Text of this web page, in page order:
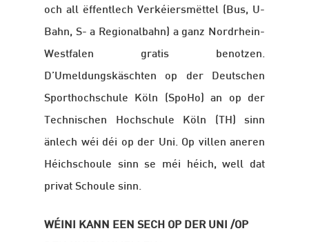
och all ëffentlech Verkéiersmëttel (Bus, U-
Bahn, S- a Regionalbahn) a ganz Nordrhein-
Westfalen gratis benotzen.
D’Umeldungskäschten op der Deutschen
Sporthochschule Köln (SpoHo) an op der
Technischen Hochschule Köln (TH) sinn
änlech wéi déi op der Uni. Op villen aneren
Héichschoule sinn se méi héich, well dat
privat Schoule sinn.
WÉINI KANN EEN SECH OP DER UNI /OP